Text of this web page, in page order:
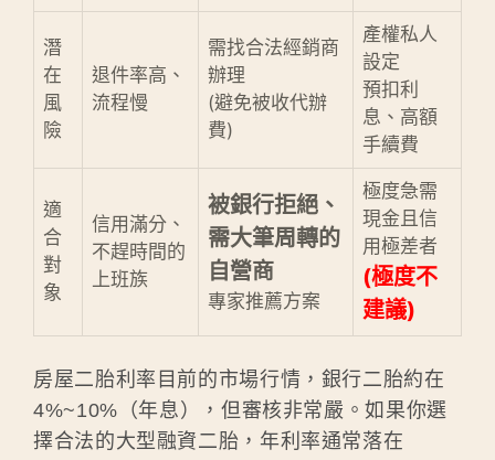
潛
在
風
險
退件率高、
流程慢
需找合法經銷商
辦理
(避免被收代辦
費)
產權私人
設定
預扣利
息、高額
手續費
適
合
對
象
信用滿分、
不趕時間的
上班族
被銀行拒絕、
需大筆周轉的
自營商
專家推薦方案
極度急需
現金且信
用極差者
(極度不
建議)
房屋二胎利率目前的市場行情，銀行二胎約在
4%~10%（年息），但審核非常嚴。如果你選
擇合法的大型融資二胎，年利率通常落在